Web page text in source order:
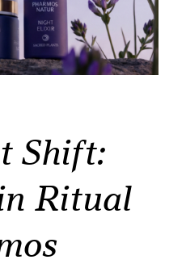
Shift:
Ritual